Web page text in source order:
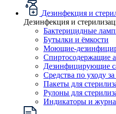
Дезинфекция и
Дезинфекция и
Бактерицидные
Бутылки и ёмкости
Моющие-
Спиртосодержащие
Дезинфицирующие
Средства по уходу
Пакеты для
Рулоны для
Индикаторы и